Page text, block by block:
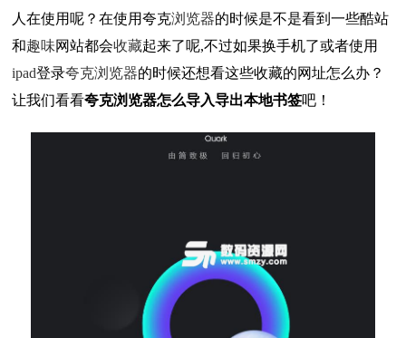
人在使用呢？在使用夸克浏览器的时候是不是看到一些酷站
和趣味网站都会收藏起来了呢,不过如果换手机了或者使用
ipad登录夸克浏览器的时候还想看这些收藏的网址怎么办？
让我们看看夸克浏览器怎么导入导出本地书签吧！